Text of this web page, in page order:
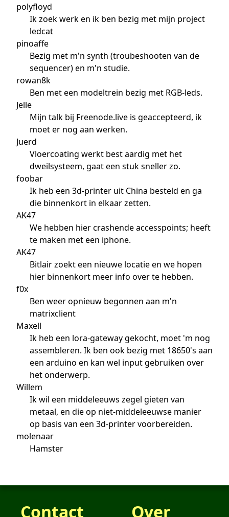
polyfloyd
Ik zoek werk en ik ben bezig met mijn project
ledcat
pinoaffe
Bezig met m'n synth (troubeshooten van de
sequencer) en m'n studie.
rowan8k
Ben met een modeltrein bezig met RGB-leds.
Jelle
Mijn talk bij Freenode.live is geaccepteerd, ik
moet er nog aan werken.
Juerd
Vloercoating werkt best aardig met het
dweilsysteem, gaat een stuk sneller zo.
foobar
Ik heb een 3d-printer uit China besteld en ga
die binnenkort in elkaar zetten.
AK47
We hebben hier crashende accesspoints; heeft
te maken met een iphone.
AK47
Bitlair zoekt een nieuwe locatie en we hopen
hier binnenkort meer info over te hebben.
f0x
Ben weer opnieuw begonnen aan m'n
matrixclient
Maxell
Ik heb een lora-gateway gekocht, moet 'm nog
assembleren. Ik ben ook bezig met 18650's aan
een arduino en kan wel input gebruiken over
het onderwerp.
Willem
Ik wil een middeleeuws zegel gieten van
metaal, en die op niet-middeleeuwse manier
op basis van een 3d-printer voorbereiden.
molenaar
Hamster
Contact Over